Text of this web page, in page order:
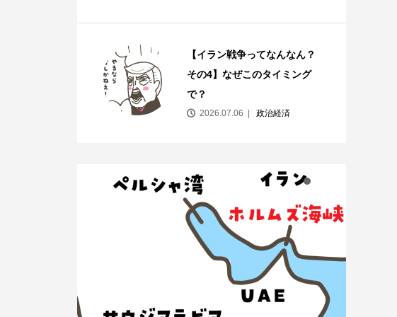
【イラン戦争ってなんなん？
その4】なぜこのタイミング
で？
2026.07.06 政治経済